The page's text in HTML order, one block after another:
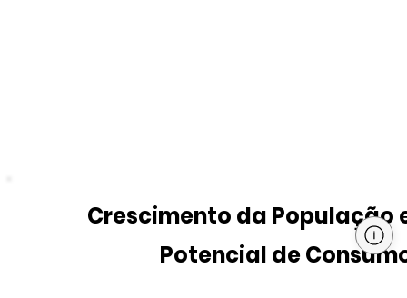
Crescimento da População
Potencial de